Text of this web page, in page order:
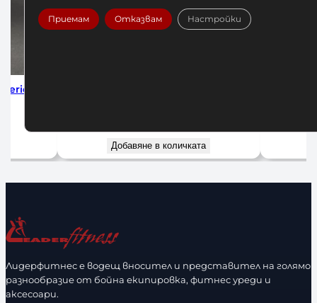
Добавяне в количката
Лидерфитнес е водещ вносител и представител на голямо
разнообразие от бойна екипировка, фитнес уреди и
аксесоари.
Приемам Отказвам Настройки